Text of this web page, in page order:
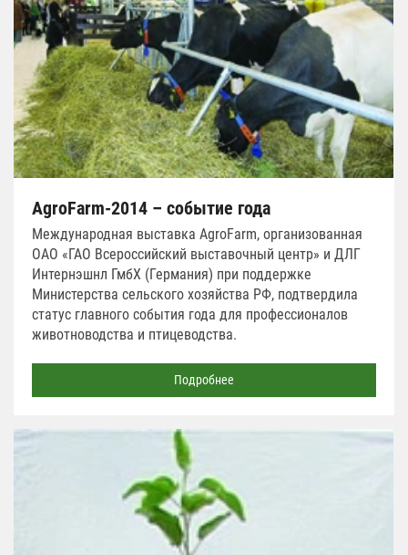
АgroFarm-2014 – событие года
Международная выставка AgroFarm, организованная
ОАО «ГАО Всероссийский выставочный центр» и ДЛГ
Интернэшнл ГмбХ (Германия) при поддержке
Министерства сельского хозяйства РФ, подтвердила
статус главного события года для профессионалов
животноводства и птицеводства.
Подробнее